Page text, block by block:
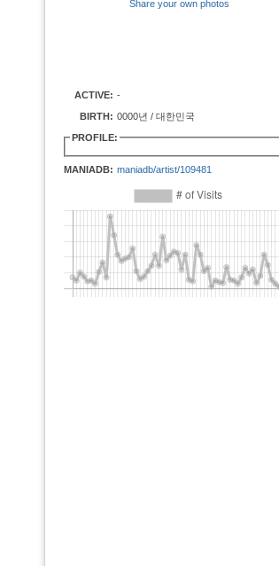
Share your own photos
ACTIVE: -
BIRTH: 0000년 / 대한민국
PROFILE:
MANIADB: maniadb/artist/109481